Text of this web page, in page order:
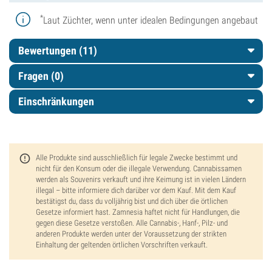
*Laut Züchter, wenn unter idealen Bedingungen angebaut
Bewertungen (11)
Fragen (0)
Einschränkungen
Alle Produkte sind ausschließlich für legale Zwecke bestimmt und
nicht für den Konsum oder die illegale Verwendung. Cannabissamen
werden als Souvenirs verkauft und ihre Keimung ist in vielen Ländern
illegal – bitte informiere dich darüber vor dem Kauf. Mit dem Kauf
bestätigst du, dass du volljährig bist und dich über die örtlichen
Gesetze informiert hast. Zamnesia haftet nicht für Handlungen, die
gegen diese Gesetze verstoßen. Alle Cannabis-, Hanf-, Pilz- und
anderen Produkte werden unter der Voraussetzung der strikten
Einhaltung der geltenden örtlichen Vorschriften verkauft.